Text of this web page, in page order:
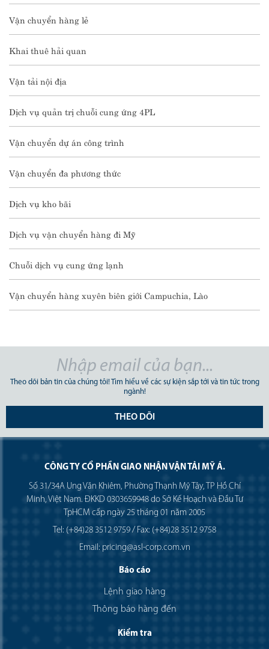
Vận chuyển hàng lẻ
Khai thuê hải quan
Vận tải nội địa
Dịch vụ quản trị chuỗi cung ứng 4PL
Vận chuyển dự án công trình
Vận chuyển đa phương thức
Dịch vụ kho bãi
Dịch vụ vận chuyển hàng đi Mỹ
Chuỗi dịch vụ cung ứng lạnh
Vận chuyển hàng xuyên biên giới Campuchia, Lào
Theo dõi bản tin của chúng tôi! Tìm hiểu về các sự kiện sắp tới và tin tức trong
ngành!
THEO DÕI
CÔNG TY CỔ PHẦN GIAO NHẬN VẬN TẢI MỸ Á.
Số 31/34A Ung Văn Khiêm, Phường Thạnh Mỹ Tây, TP Hồ Chí
Minh, Việt Nam. ĐKKD 0303659948 do Sở Kế Hoạch và Đầu Tư
TpHCM cấp ngày 25 tháng 01 năm 2005
Tel: (+84)28 3512 9759 / Fax: (+84)28 3512 9758
Email: pricing@asl-corp.com.vn
Báo cáo
Lệnh giao hàng
Thông báo hàng đến
Kiểm tra